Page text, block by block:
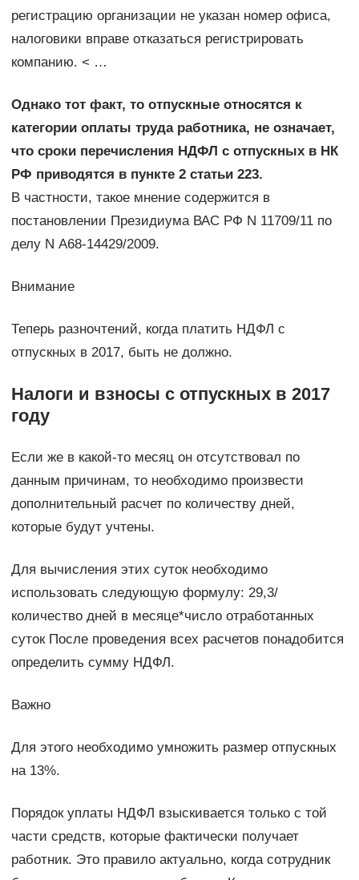
регистрацию организации не указан номер офиса,
налоговики вправе отказаться регистрировать
компанию. < …
Однако тот факт, то отпускные относятся к
категории оплаты труда работника, не означает,
что сроки перечисления НДФЛ с отпускных в НК
РФ приводятся в пункте 2 статьи 223.
В частности, такое мнение содержится в
постановлении Президиума ВАС РФ N 11709/11 по
делу N А68-14429/2009.
Внимание
Теперь разночтений, когда платить НДФЛ с
отпускных в 2017, быть не должно.
Налоги и взносы с отпускных в 2017
году
Если же в какой-то месяц он отсутствовал по
данным причинам, то необходимо произвести
дополнительный расчет по количеству дней,
которые будут учтены.
Для вычисления этих суток необходимо
использовать следующую формулу: 29,3/
количество дней в месяце*число отработанных
суток После проведения всех расчетов понадобится
определить сумму НДФЛ.
Важно
Для этого необходимо умножить размер отпускных
на 13%.
Порядок уплаты НДФЛ взыскивается только с той
части средств, которые фактически получает
работник. Это правило актуально, когда сотрудник